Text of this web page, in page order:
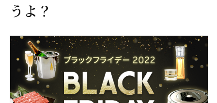
うよ？